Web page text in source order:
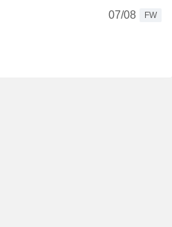
07/08
FW